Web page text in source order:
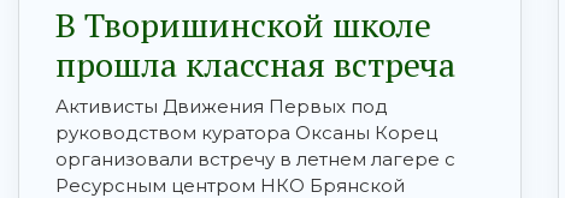
В Творишинской школе
прошла классная встреча
Активисты Движения Первых под
руководством куратора Оксаны Корец
организовали встречу в летнем лагере с
Ресурсным центром НКО Брянской